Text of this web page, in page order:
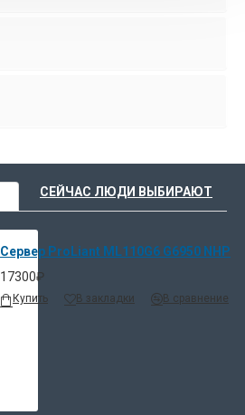
СЕЙЧАС ЛЮДИ ВЫБИРАЮТ
Сервер ProLiant ML110G6 G6950 NHP
17300₽
Купить В закладки В сравнение